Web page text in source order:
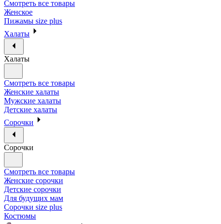
Смотреть все товары
Женское
Пижамы size plus
Халаты
Халаты
Смотреть все товары
Женские халаты
Мужские халаты
Детские халаты
Сорочки
Сорочки
Смотреть все товары
Женские сорочки
Детские сорочки
Для будущих мам
Сорочки size plus
Костюмы